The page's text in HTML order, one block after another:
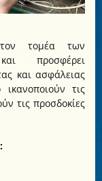
τομέα των
προσφέρει
και ασφάλειας
τις
τις προσδοκίες